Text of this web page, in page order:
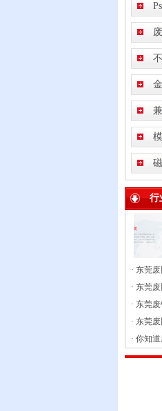
行
· 东莞
· 东莞
· 东莞
· 东莞
· 你知